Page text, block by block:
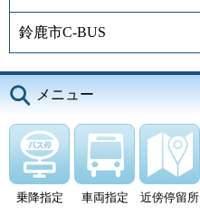
鈴鹿市C-BUS
メニュー
乗降指定 車両指定 近傍停留所